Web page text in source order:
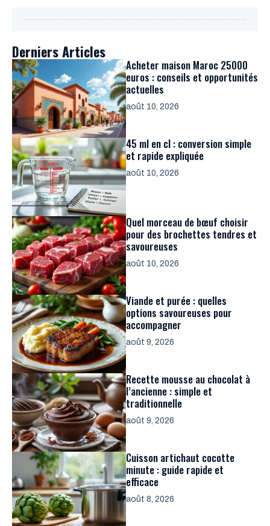
Derniers Articles
Acheter maison Maroc 25000
euros : conseils et opportunités
actuelles
août 10, 2026
45 ml en cl : conversion simple
et rapide expliquée
août 10, 2026
Quel morceau de bœuf choisir
pour des brochettes tendres et
savoureuses
août 10, 2026
Viande et purée : quelles
options savoureuses pour
accompagner
août 9, 2026
Recette mousse au chocolat à
l’ancienne : simple et
traditionnelle
août 9, 2026
Cuisson artichaut cocotte
minute : guide rapide et
efficace
août 8, 2026